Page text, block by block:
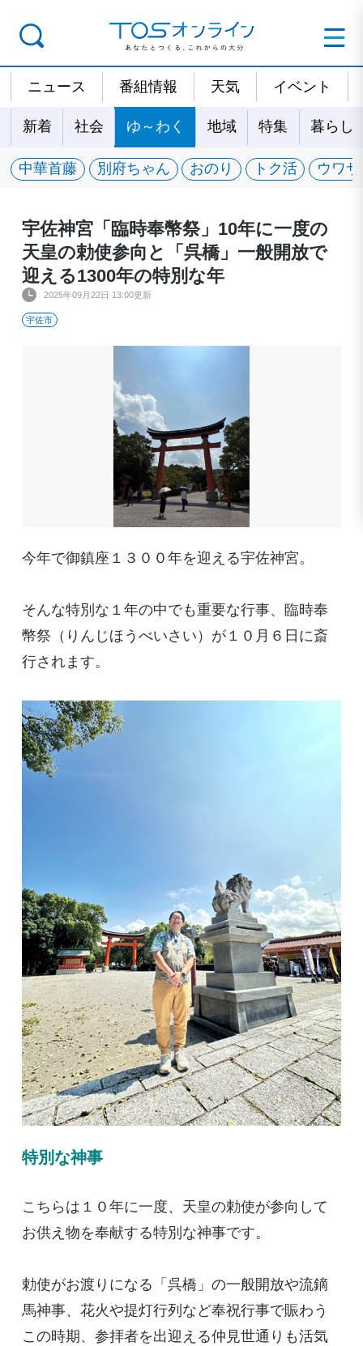
ニュース 番組情報 天気 イベント
新着 社会 ゆ～わく 地域 特集 暮らし
中華首藤 別府ちゃん おのり トク活 ウワ
宇佐神宮「臨時奉幣祭」10年に一度の
天皇の勅使参向と「呉橋」一般開放で
迎える1300年の特別な年
2025年09月22日 13:00更新
宇佐市
今年で御鎮座１３００年を迎える宇佐神宮。
そんな特別な１年の中でも重要な行事、臨時奉
幣祭（りんじほうべいさい）が１０月６日に斎
行されます。
特別な神事
こちらは１０年に一度、天皇の勅使が参向して
お供え物を奉献する特別な神事です。
勅使がお渡りになる「呉橋」の一般開放や流鏑
馬神事、花火や提灯行列など奉祝行事で賑わう
この時期、参拝者を出迎える仲見世通りも活気